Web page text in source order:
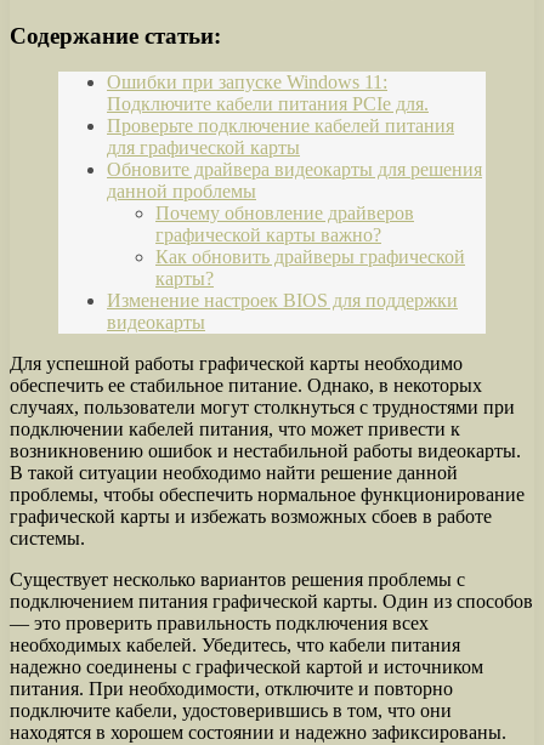
Содержание статьи:
Ошибки при запуске Windows 11:
Подключите кабели питания PCIe для.
Проверьте подключение кабелей питания
для графической карты
Обновите драйвера видеокарты для решения
данной проблемы
Почему обновление драйверов
графической карты важно?
Как обновить драйверы графической
карты?
Изменение настроек BIOS для поддержки
видеокарты
Для успешной работы графической карты необходимо
обеспечить ее стабильное питание. Однако, в некоторых
случаях, пользователи могут столкнуться с трудностями при
подключении кабелей питания, что может привести к
возникновению ошибок и нестабильной работы видеокарты.
В такой ситуации необходимо найти решение данной
проблемы, чтобы обеспечить нормальное функционирование
графической карты и избежать возможных сбоев в работе
системы.
Существует несколько вариантов решения проблемы с
подключением питания графической карты. Один из способов
— это проверить правильность подключения всех
необходимых кабелей. Убедитесь, что кабели питания
надежно соединены с графической картой и источником
питания. При необходимости, отключите и повторно
подключите кабели, удостоверившись в том, что они
находятся в хорошем состоянии и надежно зафиксированы.